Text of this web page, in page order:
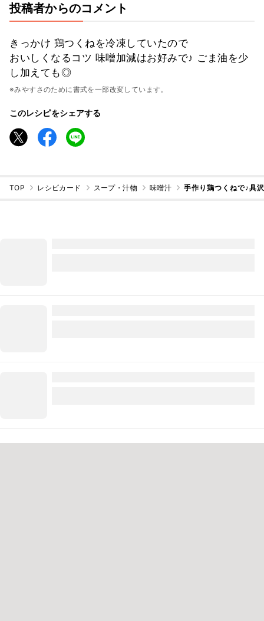
投稿者からのコメント
きっかけ 鶏つくねを冷凍していたので
おいしくなるコツ 味噌加減はお好みで♪ ごま油を少
し加えても◎
※みやすさのために書式を一部改変しています。
このレシピをシェアする
TOP レシピカード スープ・汁物 味噌汁 手作り鶏つくねで♪具